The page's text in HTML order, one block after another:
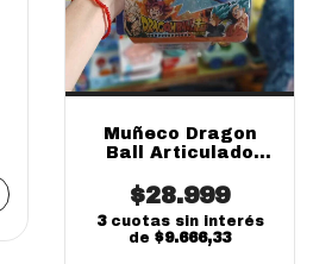
Muñeco Dragon
Ball Articulado
Juguete Infantil
$28.999
3 cuotas sin interés
de $9.666,33